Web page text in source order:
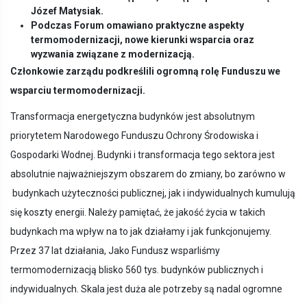
Józef Matysiak.
Podczas Forum omawiano praktyczne aspekty
termomodernizacji, nowe kierunki wsparcia oraz
wyzwania związane z modernizacją.
Członkowie zarządu podkreślili ogromną rolę Funduszu we
wsparciu termomodernizacji.
Transformacja energetyczna budynków jest absolutnym
priorytetem Narodowego Funduszu Ochrony Środowiska i
Gospodarki Wodnej. Budynki i transformacja tego sektora jest
absolutnie najważniejszym obszarem do zmiany, bo zarówno w
budynkach użyteczności publicznej, jak i indywidualnych kumulują
się koszty energii. Należy pamiętać, że jakość życia w takich
budynkach ma wpływ na to jak działamy i jak funkcjonujemy.
Przez 37 lat działania, Jako Fundusz wsparliśmy
termomodernizacją blisko 560 tys. budynków publicznych i
indywidualnych. Skala jest duża ale potrzeby są nadal ogromne